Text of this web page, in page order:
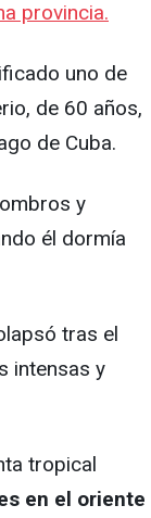
provincia.
uno de
de 60 años,
de Cuba.
y
él dormía
tras el
intensas y
tropical
en el oriente